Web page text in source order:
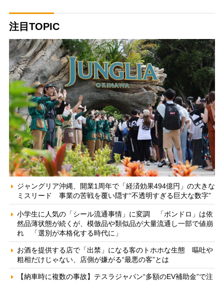
注目TOPIC
ジャングリア沖縄、開業1周年で「経済効果494億円」の大きな
ミスリード 事業の苦戦を覆い隠す“不透明すぎる巨大な数字”
小学生に人気の「シール流通事情」に変調 「ボンドロ」は依
然品薄状態が続くが、模倣品や類似品が大量流通し一部で値崩
れ 「選別が本格化する時代に」
お酒を提供する店で「出禁」になる客のトホホな生態 嘔吐や
粗相だけじゃない、店側が嫌がる“最悪の客”とは
【納車時に複数の事故】テスラジャパン“多額のEV補助金”で注